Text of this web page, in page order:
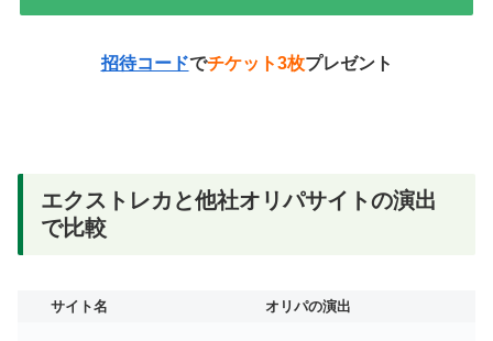
招待コードでチケット3枚プレゼント
エクストレカと他社オリパサイトの演出
で比較
サイト名 オリパの演出